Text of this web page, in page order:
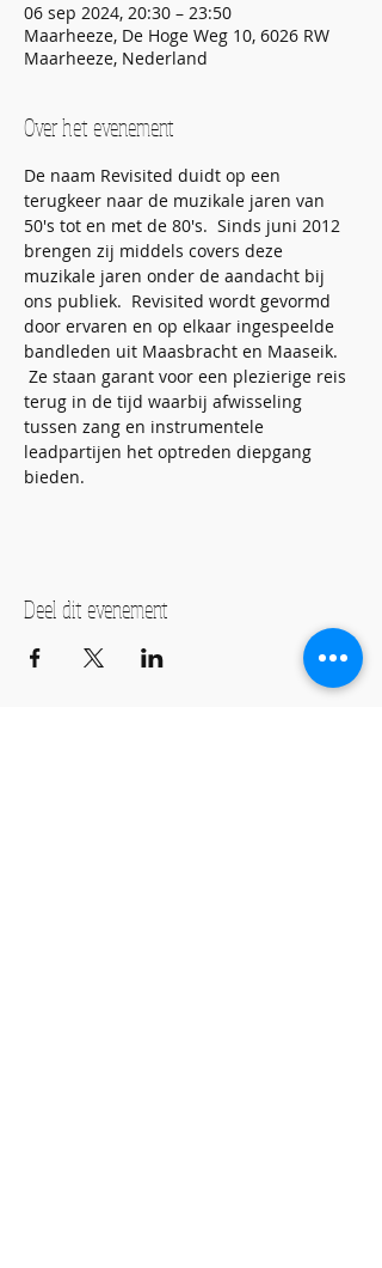
06 sep 2024, 20:30 – 23:50
Maarheeze, De Hoge Weg 10, 6026 RW
Maarheeze, Nederland
Over het evenement
De naam Revisited duidt op een
terugkeer naar de muzikale jaren van
50's tot en met de 80's.  Sinds juni 2012
brengen zij middels covers deze
muzikale jaren onder de aandacht bij
ons publiek.  Revisited wordt gevormd
door ervaren en op elkaar ingespeelde
bandleden uit Maasbracht en Maaseik.
Ze staan garant voor een plezierige reis
terug in de tijd waarbij afwisseling
tussen zang en instrumentele
leadpartijen het optreden diepgang
bieden.
Deel dit evenement